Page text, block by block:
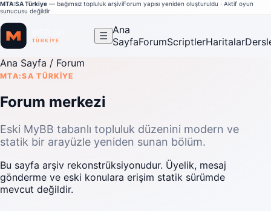
MTA:SA Türkiye — bağımsız topluluk arşiviForum yapısı yeniden oluşturuldu · Aktif oyun
sunucusu değildir
☰ Ana
SayfaForumScriptlerHaritalar
Ana Sayfa / Forum
MTA:SA TÜRKIYE
Forum merkezi
Eski MyBB tabanlı topluluk düzenini modern ve
statik bir arayüzle yeniden sunan bölüm.
Bu sayfa arşiv rekonstrüksiyonudur. Üyelik, mesaj
gönderme ve eski konulara erişim statik sürümde
mevcut değildir.